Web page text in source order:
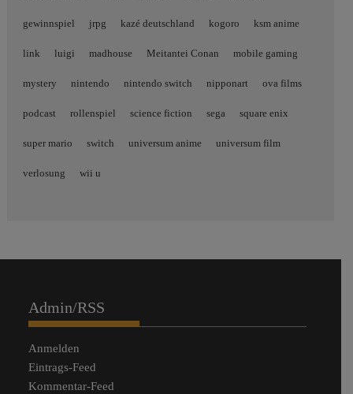
gewinnspiel jrpg kazé deutschland kogoro ksm anime
link luigi madhouse Meitantei Conan mobile gaming
mystery nintendo nintendo switch nipponart ova films
podcast rollenspiel science fiction sega square enix
super mario switch universum anime universum film
verlosung wii u
Admin/RSS
Anmelden
Eintrags-Feed
Kommentar-Feed